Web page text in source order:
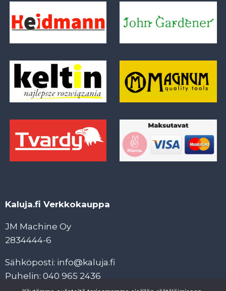
Kaluja.fi Verkkokauppa
JM Machine Oy
2834444-6
Sähköposti: info@kaluja.fi
Puhelin: 040 965 2436